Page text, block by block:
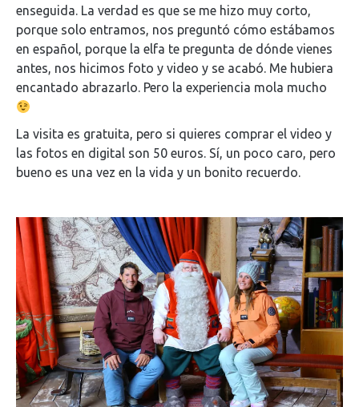
enseguida. La verdad es que se me hizo muy corto,
porque solo entramos, nos preguntó cómo estábamos
en español, porque la elfa te pregunta de dónde vienes
antes, nos hicimos foto y video y se acabó. Me hubiera
encantado abrazarlo. Pero la experiencia mola mucho
La visita es gratuita, pero si quieres comprar el video y
las fotos en digital son 50 euros. Sí, un poco caro, pero
bueno es una vez en la vida y un bonito recuerdo.